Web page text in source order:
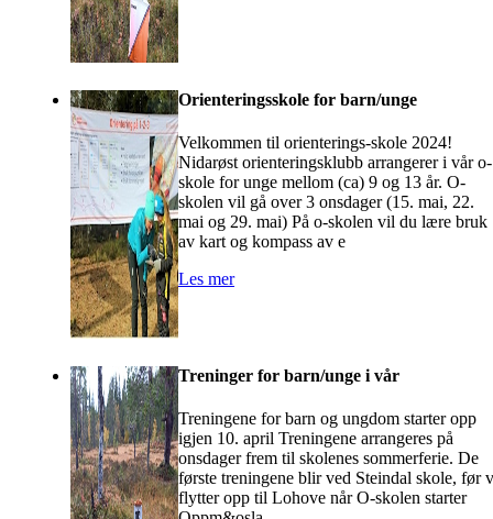
Orienteringsskole for barn/unge
Velkommen til orienterings-skole 2024!
Nidarøst orienteringsklubb arrangerer i vår o-
skole for unge mellom (ca) 9 og 13 år. O-
skolen vil gå over 3 onsdager (15. mai, 22.
mai og 29. mai) På o-skolen vil du lære bruk
av kart og kompass av e
Les mer
Treninger for barn/unge i vår
Treningene for barn og ungdom starter opp
igjen 10. april Treningene arrangeres på
onsdager frem til skolenes sommerferie. De
første treningene blir ved Steindal skole, før
flytter opp til Lohove når O-skolen starter